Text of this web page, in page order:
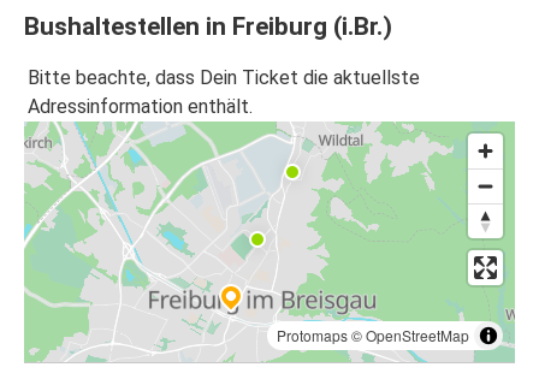
Bushaltestellen in Freiburg (i.Br.)
Bitte beachte, dass Dein Ticket die aktuellste
Adressinformation enthält.
Protomaps©OpenStreetMap